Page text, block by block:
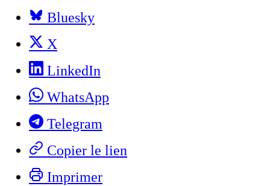
Bluesky
X
LinkedIn
WhatsApp
Telegram
Copier le lien
Imprimer